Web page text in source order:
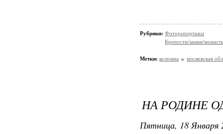
Рубрики: Фоторепортажи
Крепости/замки/
Метки: коломна московская
НА РОДИНЕ
Пятница, 18 Января